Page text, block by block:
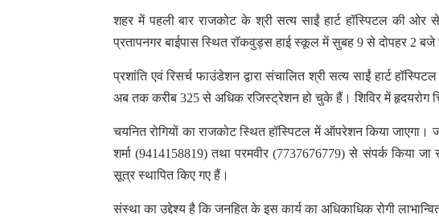
शहर में पहली बार राजकोट के श्री सत्य साईं हार्ट हॉस्पिटल की ओर
प्रतापनगर बाईपास स्थित रॉकवुड्स हाई स्कूल में सुबह 9 से दोपहर 2 बजे
प्रशांति एवं रिसर्च फाउंडेशन द्वारा संचालित श्री सत्य साईं हार्ट
अब तक करीब 325 से अधिक रजिस्ट्रेशन हो चुके हैं। शिविर में हृदयरोग
चयनित रोगियों का राजकोट स्थित हॉस्पिटल में ऑपरेशन किया
शर्मा (9414158819) तथा परमवीर (7737676779) से संपर्क किया
सूत्र स्थापित किए गए हैं।
संस्था का उद्देश्य है कि जनहित के इस कार्य का अधिकाधिक रोगी